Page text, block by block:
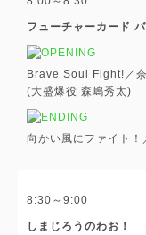
フューチャーカード
Brave Soul Fight!／
(大盛爆役 森嶋秀太)
向かい風にファイト！
8:30～9:00
しまじろうのわお！